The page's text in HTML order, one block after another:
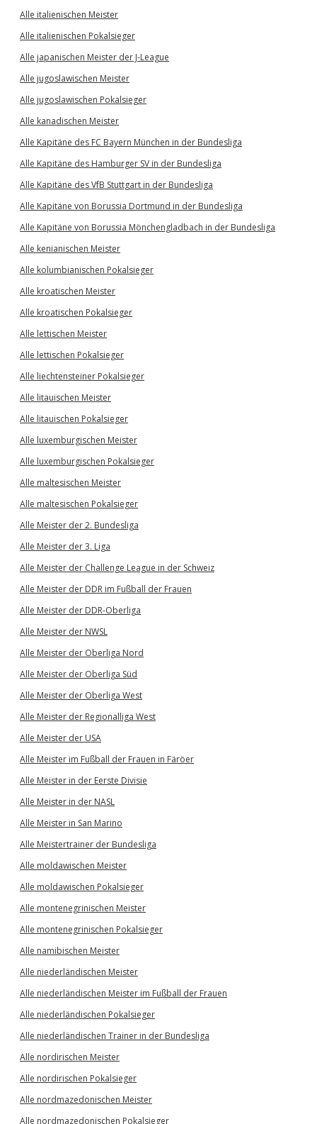
Alle italienischen Meister
Alle italienischen Pokalsieger
Alle japanischen Meister der J-League
Alle jugoslawischen Meister
Alle jugoslawischen Pokalsieger
Alle kanadischen Meister
Alle Kapitäne des FC Bayern München in der Bundesliga
Alle Kapitäne des Hamburger SV in der Bundesliga
Alle Kapitäne des VfB Stuttgart in der Bundesliga
Alle Kapitäne von Borussia Dortmund in der Bundesliga
Alle Kapitäne von Borussia Mönchengladbach in der Bundesliga
Alle kenianischen Meister
Alle kolumbianischen Pokalsieger
Alle kroatischen Meister
Alle kroatischen Pokalsieger
Alle lettischen Meister
Alle lettischen Pokalsieger
Alle liechtensteiner Pokalsieger
Alle litauischen Meister
Alle litauischen Pokalsieger
Alle luxemburgischen Meister
Alle luxemburgischen Pokalsieger
Alle maltesischen Meister
Alle maltesischen Pokalsieger
Alle Meister der 2. Bundesliga
Alle Meister der 3. Liga
Alle Meister der Challenge League in der Schweiz
Alle Meister der DDR im Fußball der Frauen
Alle Meister der DDR-Oberliga
Alle Meister der NWSL
Alle Meister der Oberliga Nord
Alle Meister der Oberliga Süd
Alle Meister der Oberliga West
Alle Meister der Regionalliga West
Alle Meister der USA
Alle Meister im Fußball der Frauen in Färöer
Alle Meister in der Eerste Divisie
Alle Meister in der NASL
Alle Meister in San Marino
Alle Meistertrainer der Bundesliga
Alle moldawischen Meister
Alle moldawischen Pokalsieger
Alle montenegrinischen Meister
Alle montenegrinischen Pokalsieger
Alle namibischen Meister
Alle niederländischen Meister
Alle niederländischen Meister im Fußball der Frauen
Alle niederländischen Pokalsieger
Alle niederländischen Trainer in der Bundesliga
Alle nordirischen Meister
Alle nordirischen Pokalsieger
Alle nordmazedonischen Meister
Alle nordmazedonischen Pokalsieger